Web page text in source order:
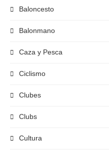
Baloncesto
Balonmano
Caza y Pesca
Ciclismo
Clubes
Clubs
Cultura